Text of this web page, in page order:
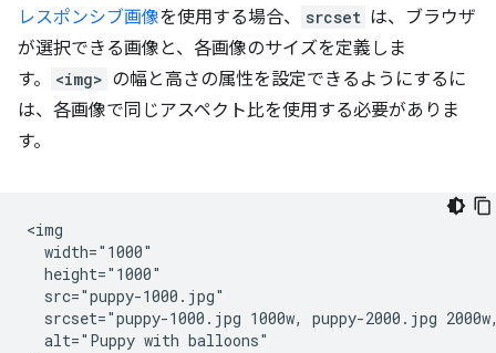
レスポンシブ画像を使用する場合、 srcset は、ブラウザ
が選択できる画像と、各画像のサイズを定義しま
す。
<img> の幅と高さの属性を設定できるようにするに
は、各画像で同じアスペクト比を使用する必要がありま
す。
<img
  width="1000"
  height="1000"
  src="puppy-1000.jpg"
srcset="puppy-1000.jpg 1000w, puppy-2000.jpg
  alt="Puppy with balloons"